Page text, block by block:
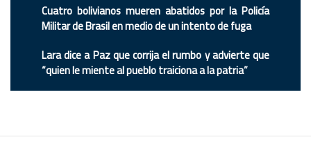
Cuatro bolivianos mueren abatidos por la Policía
Militar de Brasil en medio de un intento de fuga
Lara dice a Paz que corrija el rumbo y advierte que
“quien le miente al pueblo traiciona a la patria”